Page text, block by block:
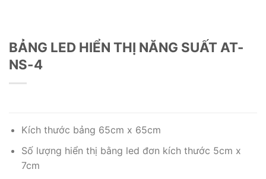
BẢNG LED HIỂN THỊ NĂNG SUẤT AT-
NS-4
Kích thước bảng 65cm x 65cm
Số lượng hiển thị bằng led đơn kích thước 5cm x
7cm